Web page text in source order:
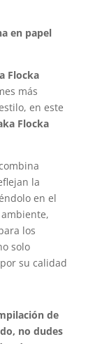
en papel
Flocka
más
en este
Flocka
la
en el
los
solo
su calidad
de
no dudes